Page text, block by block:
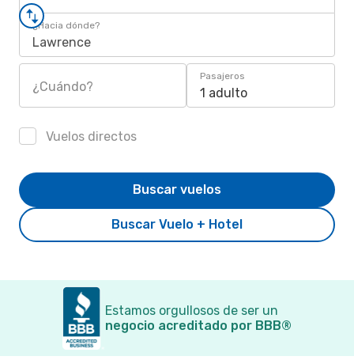
¿Hacia dónde?
Lawrence
¿Cuándo?
Pasajeros
1 adulto
Vuelos directos
Buscar Vuelo + Hotel
Buscar vuelos
Estamos orgullosos de ser un
negocio acreditado por BBB®